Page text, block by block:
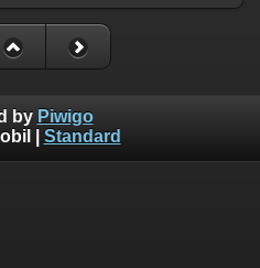
by Piwigo
Standard